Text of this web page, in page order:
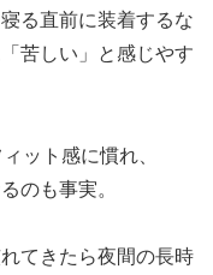
る直前に装着するな
苦しい」と感じやす
ット感に慣れ、
のも事実。
てきたら夜間の長時